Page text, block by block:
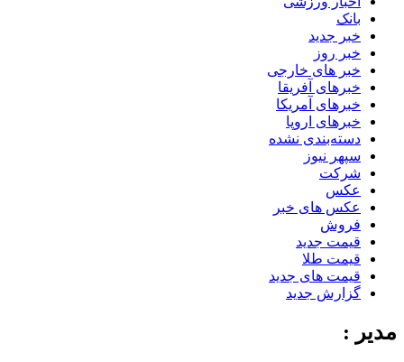
بانک
خبر جدید
خبر روز
خبر های خارجی
خبرهای آفریقا
خبرهای آمریکا
خبرهای اروپا
دسته‌بندی نشده
سپهر نیوز
شرکت
عکس
عکس های خبر
فروش
قیمت جدید
قیمت طلا
قیمت های جدید
گزارش جدید
مدیر :